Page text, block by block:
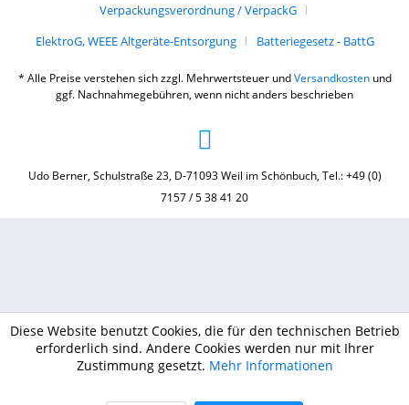
Verpackungsverordnung / VerpackG
ElektroG, WEEE Altgeräte-Entsorgung
Batteriegesetz - BattG
* Alle Preise verstehen sich zzgl. Mehrwertsteuer undVersandkostenund
ggf. Nachnahmegebühren, wenn nicht anders beschrieben
Udo Berner, Schulstraße 23, D-71093 Weil im Schönbuch, Tel.: +49 (0)
7157 / 5 38 41 20
Diese Website benutzt Cookies, die für den technischen Betrieb
erforderlich sind. Andere Cookies werden nur mit Ihrer
Zustimmung gesetzt. Mehr Informationen